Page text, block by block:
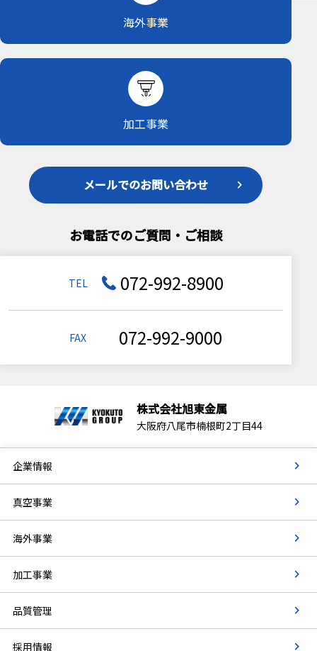
海外事業
加工事業
メールでのお問い合わせ
お電話でのご質問・ご相談
TEL 072-992-8900
FAX 072-992-9000
株式会社旭東金属
大阪府八尾市楠根町2丁目44
企業情報
真空事業
海外事業
加工事業
品質管理
採用情報